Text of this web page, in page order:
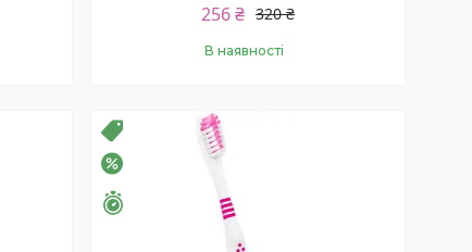
320 ₴
256 ₴
В наявності
Розпродаж
Залишилось 26 днів